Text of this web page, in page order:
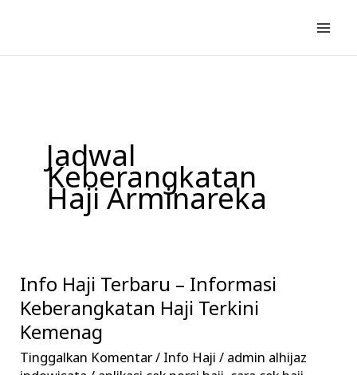
konten
Jadwal
Keberangkatan
Haji Arminareka
Info Haji Terbaru – Informasi
Keberangkatan Haji Terkini
Kemenag
Tinggalkan Komentar/ Info Haji / admin alhijaz
Info
Haji
Terbaru
–
Informasi